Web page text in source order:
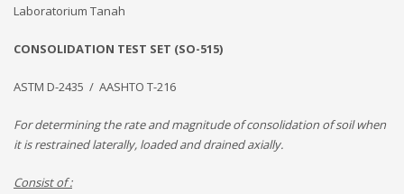
Laboratorium Tanah
CONSOLIDATION TEST SET (SO-515)
ASTM D-2435 / AASHTO T-216
For determining the rate and magnitude of consolidation of soil when
it is restrained laterally, loaded and drained axially.
Consist of :